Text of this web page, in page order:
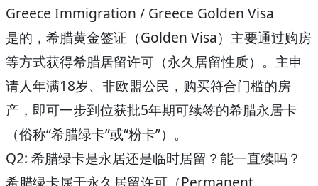
Greece Immigration / Greece Golden Visa
是的，希腊黄金签证（Golden Visa）主要通过购房
等方式获得希腊居留许可（永久居留性质）。主申
请人年满18岁、非欧盟公民，购买符合门槛的房
产，即可一步到位获批5年期可续签的希腊永居卡
（俗称“希腊绿卡”或“粉卡”）。
Q2: 希腊绿卡是永居还是临时居留？能一直续吗？